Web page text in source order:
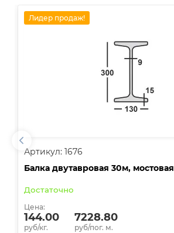
Лидер продаж!
Артикул: 1676
Балка двутавровая 30м, мостовая
Достаточно
Цена:
144.00
руб/кг.
7228.80
руб/пог. м.